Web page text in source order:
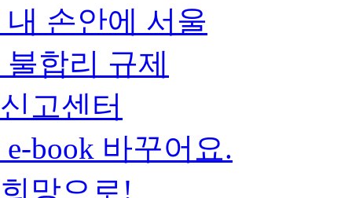
내 손안에 서울
불합리 규제
신고센터
e-book 바꾸어요.
희망으로!